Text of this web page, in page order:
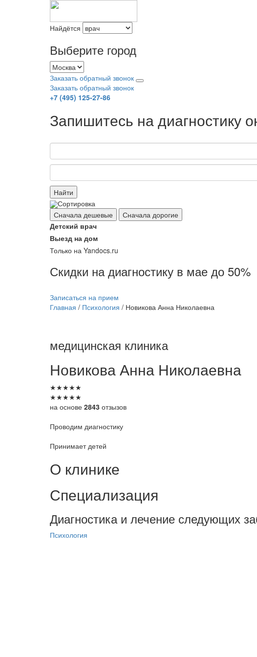
Найдётся
Выберите город
Заказать обратный звонок
Заказать обратный звонок
+7 (495) 125-27-86
Запишитесь на диагностику
Найти
Сортировка
Сначала дешевые
Сначала дорогие
Детский врач
Выезд на дом
Только на Yandocs.ru
Скидки на диагностику в мае до 50%
Записаться на прием
Главная / Психология / Новикова Анна Николаевна
медицинская клиника
НовиковаАнна Николаевна
★★★★★
★★★★★
на основе 2843 отзызов
Проводим диагностику
Принимает детей
О клинике
Специализация
Диагностика и лечение следующих
Психология